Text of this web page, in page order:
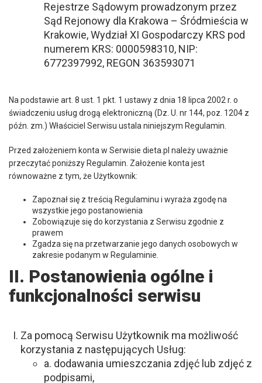
Rejestrze Sądowym prowadzonym przez
Sąd Rejonowy dla Krakowa – Śródmieścia w
Krakowie, Wydział XI Gospodarczy KRS pod
numerem KRS: 0000598310, NIP:
6772397992, REGON 363593071
Na podstawie art. 8 ust. 1 pkt. 1 ustawy z dnia 18 lipca 2002 r. o
świadczeniu usług drogą elektroniczną (Dz. U. nr 144, poz. 1204 z
późn. zm.) Właściciel Serwisu ustala niniejszym Regulamin.
Przed założeniem konta w Serwisie dieta.pl należy uważnie
przeczytać poniższy Regulamin. Założenie konta jest
równoważne z tym, że Użytkownik:
Zapoznał się z treścią Regulaminu i wyraża zgodę na
wszystkie jego postanowienia
Zobowiązuje się do korzystania z Serwisu zgodnie z
prawem
Zgadza się na przetwarzanie jego danych osobowych w
zakresie podanym w Regulaminie.
II. Postanowienia ogólne i
funkcjonalności serwisu
Za pomocą Serwisu Użytkownik ma możliwość
korzystania z następujących Usług:
a. dodawania umieszczania zdjęć lub zdjęć z
podpisami,